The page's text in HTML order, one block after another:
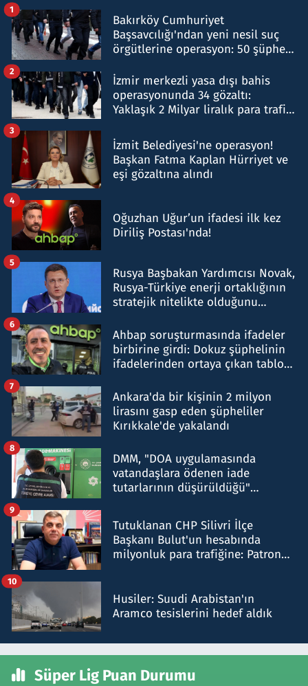
Bakırköy Cumhuriyet
Başsavcılığı'ndan yeni nesil suç
örgütlerine operasyon: 50 şüpheli
1
İzmir merkezli yasa dışı bahis
operasyonunda 34 gözaltı:
Yaklaşık 2 Milyar liralık para trafiği
2
İzmit Belediyesi'ne operasyon!
Başkan Fatma Kaplan Hürriyet ve
eşi gözaltına alındı
3
Oğuzhan Uğur’un ifadesi ilk kez
Diriliş Postası'nda!
4
Rusya Başbakan Yardımcısı Novak,
Rusya-Türkiye enerji ortaklığının
stratejik nitelikte olduğunu
5
Ahbap soruşturmasında ifadeler
birbirine girdi: Dokuz şüphelinin
ifadelerinden ortaya çıkan tablo
6
Ankara'da bir kişinin 2 milyon
lirasını gasp eden şüpheliler
Kırıkkale'de yakalandı
7
DMM, "DOA uygulamasında
vatandaşlara ödenen iade
tutarlarının düşürüldüğü"
8
Tutuklanan CHP Silivri İlçe
Başkanı Bulut'un hesabında
milyonluk para trafiğine: Patron
9
Husiler: Suudi Arabistan'ın
Aramco tesislerini hedef aldık
10
Süper Lig Puan Durumu